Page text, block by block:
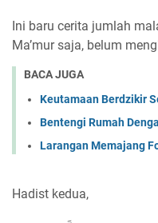
Ini baru cerita jumlah
Ma’mur saja, belum
BACA JUGA
Keutamaan Berdzikir
Bentengi Rumah
Larangan Memajang
Hadist kedua,